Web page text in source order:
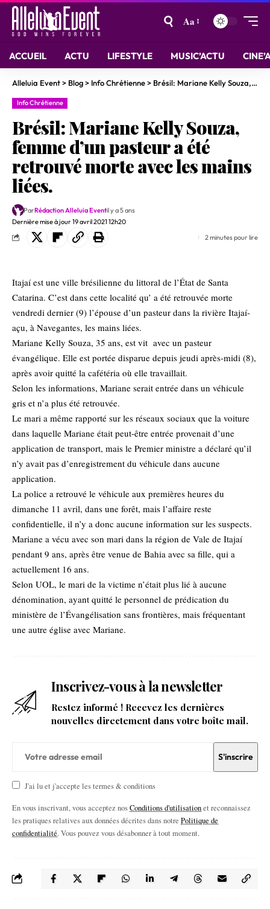
Aa
ACCUEIL ACTU LIFESTYLE MUSIC’ACTU
Alleluia Event> Blog> Info Chrétienne> Brésil: Mariane Kelly Souza, femme d’un pasteur a été retrouvé morte avec les mains liées.
Info Chrétienne
Brésil: Mariane Kelly Souza,
femme d’un pasteur a été
retrouvé morte avec les mains
liées.
Dernière mise à jour 19 avril 2021 12h20
ParRédaction Alleluia Eventil y a 5 ans
2 minutes pour lire
Itajaí est une ville brésilienne du littoral de l’État de Santa
Catarina. C’est dans cette localité qu’ a été retrouvée morte
vendredi dernier (9) l’épouse d’un pasteur dans la rivière Itajaí-
açu, à Navegantes, les mains liées.
Mariane Kelly Souza, 35 ans, est vit avec un pasteur
évangélique. Elle est portée disparue depuis jeudi après-midi (8),
après avoir quitté la cafétéria où elle travaillait.
Selon les informations, Mariane serait entrée dans un véhicule
gris et n’a plus été retrouvée.
Le mari a même rapporté sur les réseaux sociaux que la voiture
dans laquelle Mariane était peut-être entrée provenait d’une
application de transport, mais le Premier ministre a déclaré qu’il
n’y avait pas d’enregistrement du véhicule dans aucune
application.
La police a retrouvé le véhicule aux premières heures du
dimanche 11 avril, dans une forêt, mais l’affaire reste
confidentielle, il n’y a donc aucune information sur les suspects.
Mariane a vécu avec son mari dans la région de Vale de Itajaí
pendant 9 ans, après être venue de Bahia avec sa fille, qui a
actuellement 16 ans.
Selon UOL, le mari de la victime n’était plus lié à aucune
dénomination, ayant quitté le personnel de prédication du
ministère de l’Évangélisation sans frontières, mais fréquentant
une autre église avec Mariane.
Inscrivez-vous à la newsletter
Restez informé ! Recevez les dernières
nouvelles directement dans votre boîte mail.
J'ai lu et j'accepte les termes & conditions
En vous inscrivant, vous acceptez nosConditions d'utilisationet reconnaissez
les pratiques relatives aux données décrites dans notre Politique de
confidentialité. Vous pouvez vous désabonner à tout moment.